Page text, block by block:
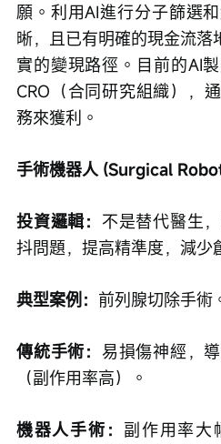
願。利用AI進行分子篩選
晰，且已有明確的現金流落
實的變現路徑。目前的AI
CRO（合同研究組織），
務來獲利。
手術機器人 (Surgical
投資邏輯： 不是替代醫生
抖問題，提高精準度，減少
典型案例： 前列腺切除手術
傳統手術： 易損傷神經，
（副作用率高）。
機器人手術： 副作用率大